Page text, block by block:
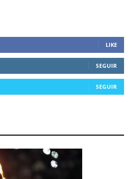
LIKE
SEGUIR
SEGUIR